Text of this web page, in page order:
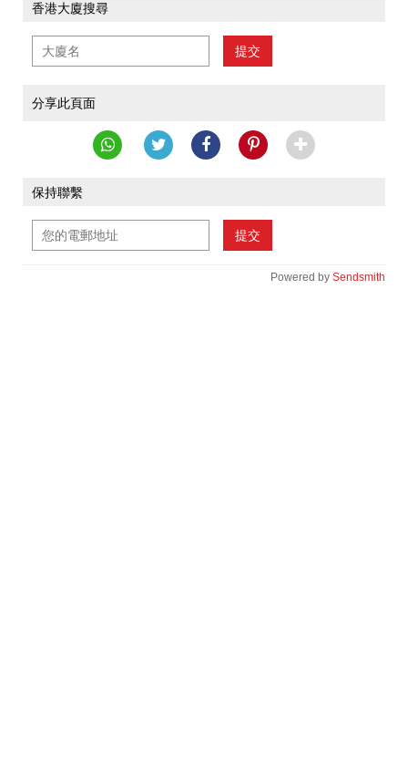
香港大廈搜尋
提交
分享此頁面
保持聯繫
提交
Powered by Sendsmith